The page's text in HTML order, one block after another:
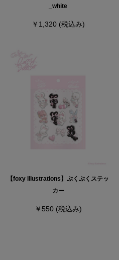
_white
￥1,320 (税込み)
【foxy illustrations】ぷくぷくステッ
カー
￥550 (税込み)